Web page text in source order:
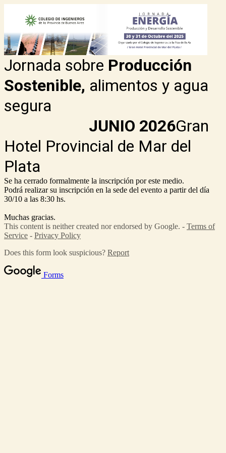
Jornada sobre Producción
Sostenible, alimentos y agua
segura
JUNIO 2026Gran
Hotel Provincial de Mar del
Plata
Se ha cerrado formalmente la inscripción por este medio.
Podrá realizar su inscripción en la sede del evento a partir del día
30/10 a las 8:30 hs.
Muchas gracias.
This content is neither created nor endorsed by Google. - Terms of
Service - Privacy Policy
Does this form look suspicious? Report
Forms